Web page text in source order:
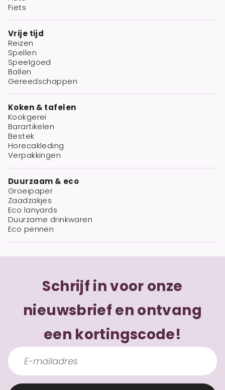
Fiets
Vrije tijd
Reizen
Spellen
Speelgoed
Ballen
Gereedschappen
Koken & tafelen
Kookgerei
Barartikelen
Bestek
Horecakleding
Verpakkingen
Duurzaam & eco
Groeipaper
Zaadzakjes
Eco lanyards
Duurzame drinkwaren
Eco pennen
Schrijf in voor onze
nieuwsbrief en ontvang
een kortingscode!